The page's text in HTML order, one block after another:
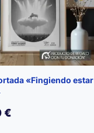
«Fingiendo estar
€